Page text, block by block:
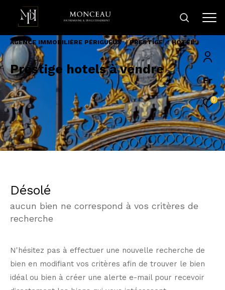
Fr
0
AGENCE IMMOBILIÈRE PÉRIGUEUX PRESTIGE HOTEL
Prestige hotels à vendre
Désolé
aucun bien ne correspond à vos critères de
recherche
N'hésitez pas à effectuer une nouvelle recherche de
bien en modifiant vos critères afin de trouver le bien
idéal ou bien à créer une alerte e-mail pour recevoir